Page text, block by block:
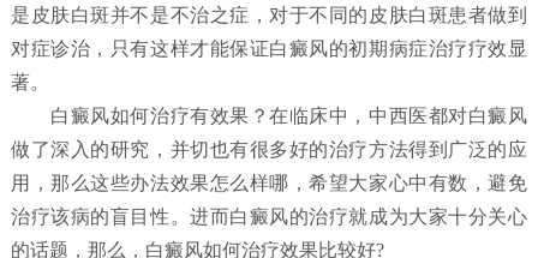
是皮肤白斑并不是不治之症，对于不同的皮肤白斑患者做到
对症诊治，只有这样才能保证白癜风的初期病症治疗疗效显
著。
白癜风如何治疗有效果？在临床中，中西医都对白癜风
做了深入的研究，并切也有很多好的治疗方法得到广泛的应
用，那么这些办法效果怎么样哪，希望大家心中有数，避免
治疗该病的盲目性。进而白癜风的治疗就成为大家十分关心
的话题，那么，白癜风如何治疗效果比较好?